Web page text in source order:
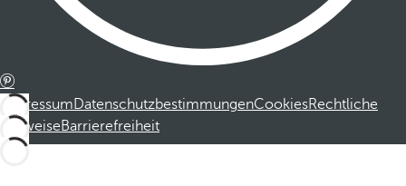
ImpressumDatenschutzbestimmungenCookiesRechtliche
HinweiseBarrierefreiheit